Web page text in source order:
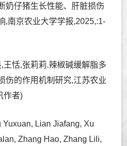
奶仔猪生长性能、肝脏损伤
,南京农业大学学报,2025,:1-
王恬,张莉莉.辣椒碱缓解脂多
伤的作用机制研究,江苏农业
作者)
Lian Jiafang, Xu
Zhang Hao, Zhang Lili,